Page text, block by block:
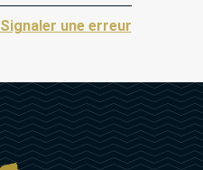
Signaler une erreur